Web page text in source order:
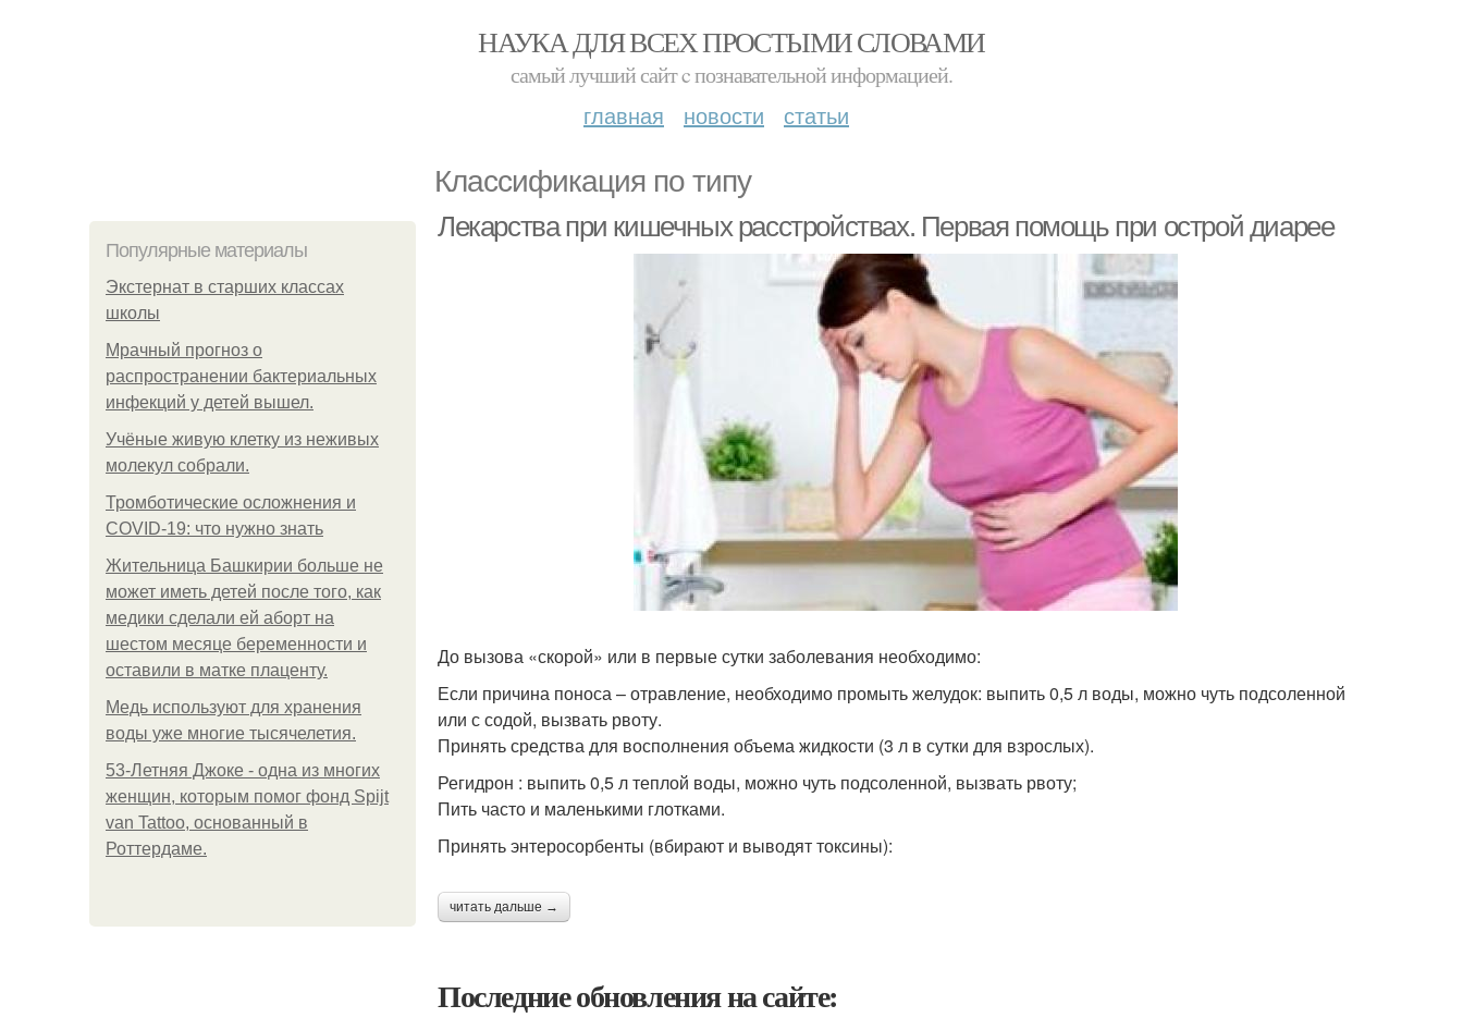
НАУКА ДЛЯ ВСЕХ ПРОСТЫМИ СЛОВАМИ
самый лучший сайт c познавательной информацией.
главная новости статьи
Классификация по типу
Популярные материалы
Экстернат в старших классах
школы
Мрачный прогноз о
распространении бактериальных
инфекций у детей вышел.
Учёные живую клетку из неживых
молекул собрали.
Тромботические осложнения и
COVID-19: что нужно знать
Жительница Башкирии больше не
может иметь детей после того, как
медики сделали ей аборт на
шестом месяце беременности и
оставили в матке плаценту.
Медь используют для хранения
воды уже многие тысячелетия.
53-Летняя Джоке - одна из многих
женщин, которым помог фонд Spijt
van Tattoo, основанный в
Роттердаме.
Лекарства при кишечных расстройствах. Первая помощь при острой диарее
До вызова «скорой» или в первые сутки заболевания необходимо:
Если причина поноса – отравление, необходимо промыть желудок: выпить 0,5 л воды, можно чуть подсоленной
или с содой, вызвать рвоту.
Принять средства для восполнения объема жидкости (3 л в сутки для взрослых).
Регидрон : выпить 0,5 л теплой воды, можно чуть подсоленной, вызвать рвоту;
Пить часто и маленькими глотками.
Принять энтеросорбенты (вбирают и выводят токсины):
читать дальше →
Последние обновления на сайте: